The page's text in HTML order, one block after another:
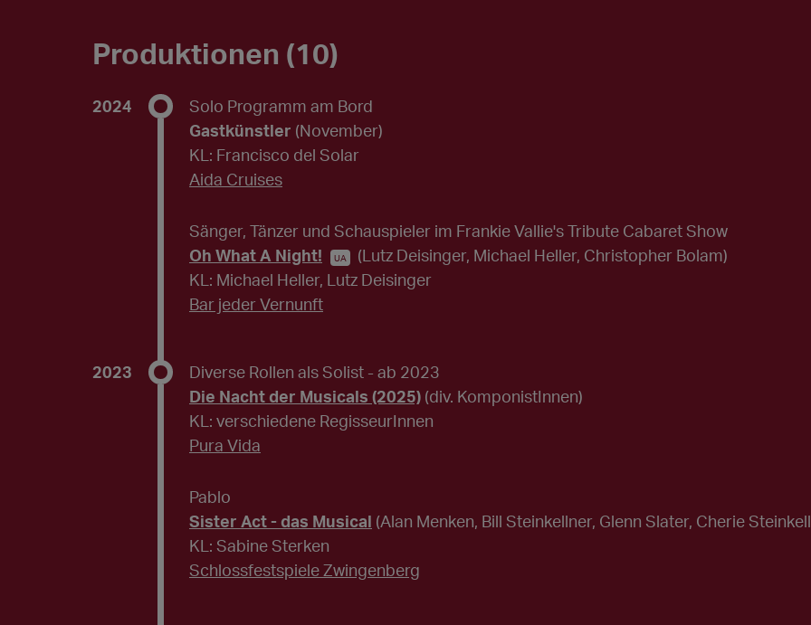
Produktionen (10)
2024
Solo Programm am Bord
Gastkünstler (November)
KL: Francisco del Solar
Aida Cruises
Sänger, Tänzer und Schauspieler im Frankie Vallie's Tribute Cabaret Show
Oh What A Night!
UA
(Lutz Deisinger, Michael Heller, Christopher Bolam)
KL: Michael Heller, Lutz Deisinger
Bar jeder Vernunft
2023 Diverse Rollen als Solist - ab 2023
Die Nacht der Musicals (2025) (div. KomponistInnen)
KL: verschiedene RegisseurInnen
Pura Vida
Pablo
Sister Act - das Musical (Alan Menken, Bill Steinkellner, Glenn Slater, Cherie
KL: Sabine Sterken
Schlossfestspiele Zwingenberg